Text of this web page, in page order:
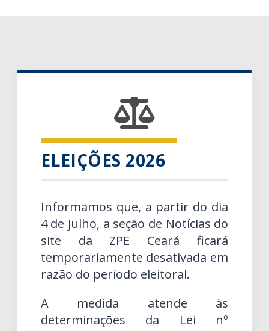
ELEIÇÕES 2026
Informamos que, a partir do dia
4 de julho, a seção de Notícias do
site da ZPE Ceará ficará
temporariamente desativada em
razão do período eleitoral.
A medida atende às
determinações da Lei nº